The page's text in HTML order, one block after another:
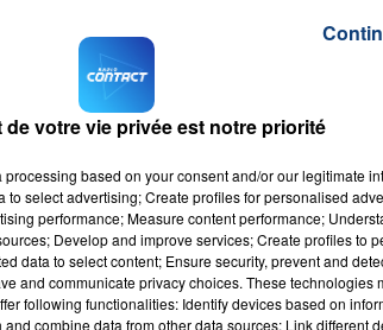
7h00 - 12h00
TEAM DU WEEK-END
du retraité). Les pompiers ont été
fils de la voisine, chez qui les occupants de
maison et en ressort avec la centenaire.
été blessé. L'incendie a tout de même fait
de votre vie privée est notre priorité
based on your consent and/or our legitimate
select advertising; Create profiles for personalised
performance; Measure content performance;
Develop and improve services; Create profiles to
data to select content; Ensure security, prevent and
and communicate privacy choices. These technologies
following functionalities: Identify devices based on
combine data from other data sources; Link different